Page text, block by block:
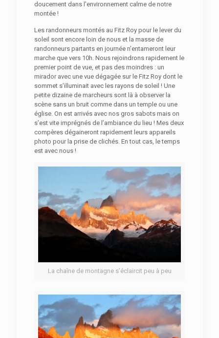
doucement dans l’environnement calme de notre
montée !
Les randonneurs montés au Fitz Roy pour le lever du
soleil sont encore loin de nous et la masse de
randonneurs partants en journée n’entameront leur
marche que vers 10h. Nous rejoindrons rapidement le
premier point de vue, et pas des moindres : un
mirador avec une vue dégagée sur le Fitz Roy dont le
sommet s’illuminait avec les rayons de soleil ! Une
petite dizaine de marcheurs sont là à observer la
scène sans un bruit comme dans un temple ou une
église. On est arrivés avec nos gros sabots mais on
s’est vite imprégnés de l’ambiance du lieu ! Mes deux
compères dégaineront rapidement leurs appareils
photo pour la prise de clichés. En tout cas, le temps
est avec nous !
La chaîne de montagne s’éclaircit peu à peu